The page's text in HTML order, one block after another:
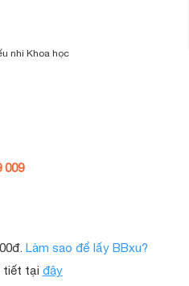
nhi Khoa học
009
Làm sao để lấy BBxu?
tiết tại đây